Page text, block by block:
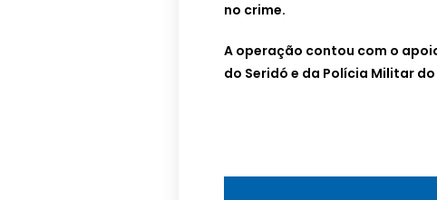
no crime.
A operação contou com o
do Seridó e da Polícia Militar do